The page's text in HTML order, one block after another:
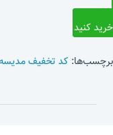
خرید کنید
برچسب‌ها: کد تخفیف